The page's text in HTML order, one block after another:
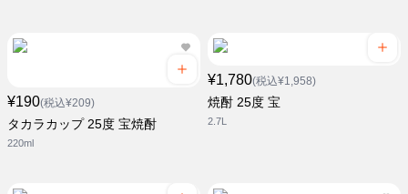
¥190(税込¥209)
タカラカップ 25度 宝焼酎
220ml
¥1,780(税込¥1,958)
焼酎 25度 宝
2.7L